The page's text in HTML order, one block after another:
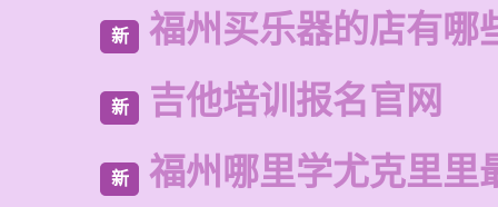
新 福州买乐器的店有哪
新 吉他培训报名官网
新 福州哪里学尤克里里